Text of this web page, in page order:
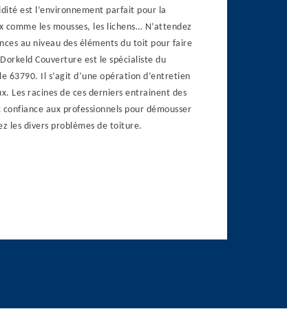
est l’environnement parfait pour la
les mousses, les lichens… N’attendez
au niveau des éléments du toit pour faire
Couverture est le spécialiste du
63790. Il s’agit d’une opération d’entretien
Les racines de ces derniers entrainent des
aux professionnels pour démousser
les divers problèmes de toiture.